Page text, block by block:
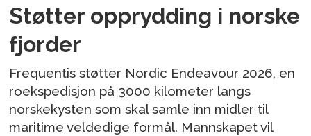
Støtter opprydding i norske
fjorder
Frequentis støtter Nordic Endeavour 2026, en
roekspedisjon på 3000 kilometer langs
norskekysten som skal samle inn midler til
maritime veldedige formål. Mannskapet vil